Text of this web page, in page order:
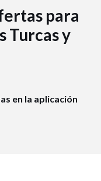
para
Turcas y
en la aplicación